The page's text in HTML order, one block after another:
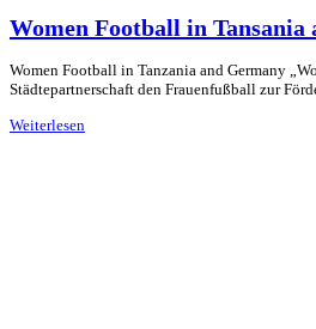
Women Football in Tansania
Women Football in Tanzania and Germany
Städtepartnerschaft den Frauenfußball zur
Weiterlesen